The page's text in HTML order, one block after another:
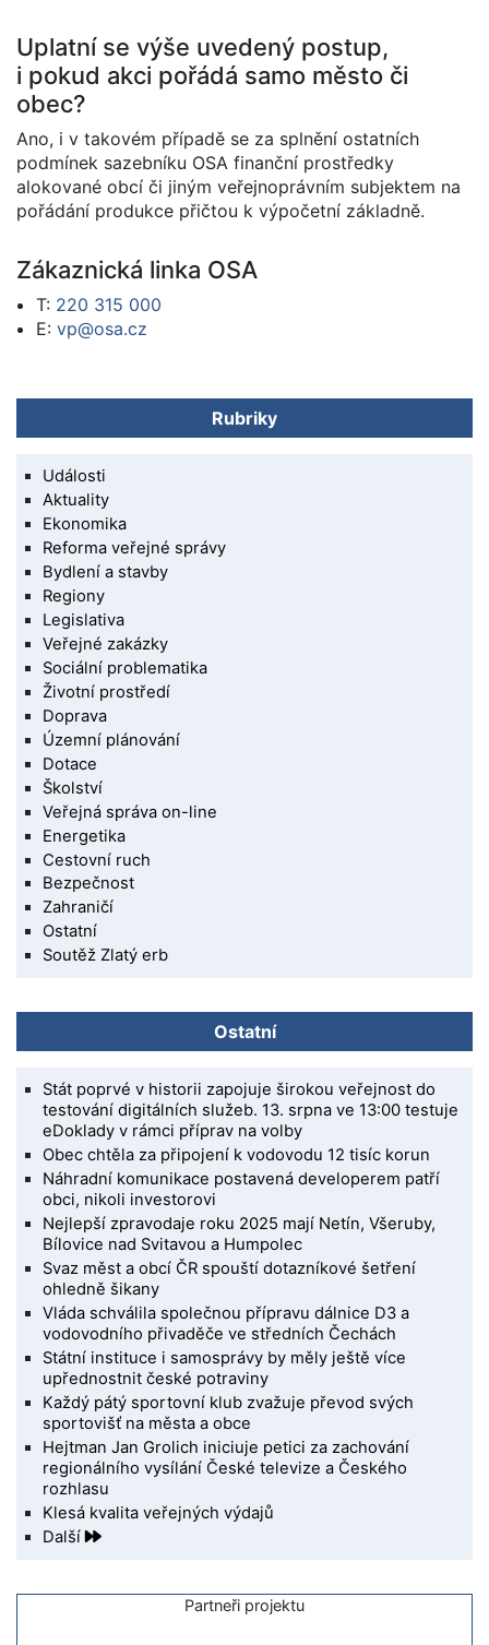
Uplatní se výše uvedený postup,
i pokud akci pořádá samo město či
obec?
Ano, i v takovém případě se za splnění ostatních
podmínek sazebníku OSA finanční prostředky
alokované obcí či jiným veřejnoprávním subjektem na
pořádání produkce přičtou k výpočetní základně.
Zákaznická linka OSA
T: 220 315 000
E: vp@osa.cz
Rubriky
Události
Aktuality
Ekonomika
Reforma veřejné správy
Bydlení a stavby
Regiony
Legislativa
Veřejné zakázky
Sociální problematika
Životní prostředí
Doprava
Územní plánování
Dotace
Školství
Veřejná správa on-line
Energetika
Cestovní ruch
Bezpečnost
Zahraničí
Ostatní
Soutěž Zlatý erb
Ostatní
Stát poprvé v historii zapojuje širokou veřejnost do
testování digitálních služeb. 13. srpna ve 13:00 testuje
eDoklady v rámci příprav na volby
Obec chtěla za připojení k vodovodu 12 tisíc korun
Náhradní komunikace postavená developerem patří
obci, nikoli investorovi
Nejlepší zpravodaje roku 2025 mají Netín, Všeruby,
Bílovice nad Svitavou a Humpolec
Svaz měst a obcí ČR spouští dotazníkové šetření
ohledně šikany
Vláda schválila společnou přípravu dálnice D3 a
vodovodního přivaděče ve středních Čechách
Státní instituce i samosprávy by měly ještě více
upřednostnit české potraviny
Každý pátý sportovní klub zvažuje převod svých
sportovišť na města a obce
Hejtman Jan Grolich iniciuje petici za zachování
regionálního vysílání České televize a Českého
rozhlasu
Klesá kvalita veřejných výdajů
Další
Partneři projektu